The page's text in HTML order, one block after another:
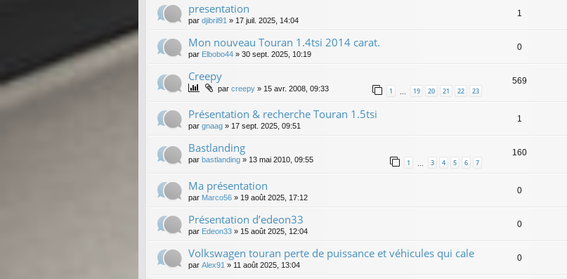
presentation
par djibril91 » 17 juil. 2025, 14:04
1
Mon nouveau Touran 1.4tsi 2014 carat.
par Elbobo44 » 30 sept. 2025, 10:19
0
Creepy
par creepy » 15 avr. 2008, 09:33 1 19 20 21 22 23
569
Présentation & recherche Touran 1.5tsi
par gnaag » 17 sept. 2025, 09:51
1
Bastlanding
par bastlanding » 13 mai 2010, 09:55 1 … 3 4 5 6 7
160
Ma présentation
par Marco56 » 19 août 2025, 17:12
0
Présentation d’edeon33
par Edeon33 » 15 août 2025, 12:04
0
Volkswagen touran perte de puissance et véhicules qui cale
par Alex91 » 11 août 2025, 13:04
0